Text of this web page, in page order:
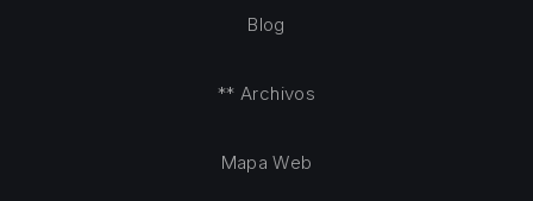
Blog
** Archivos
Mapa Web